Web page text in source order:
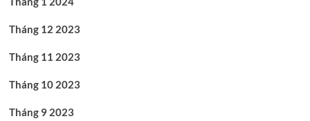
Tháng 12 2023
Tháng 11 2023
Tháng 10 2023
Tháng 9 2023